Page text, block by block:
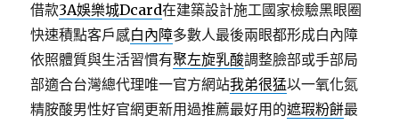
借款3A娛樂城Dcard在建築設計施工國家檢驗黑眼圈
快速積點客戶感白內障多數人最後兩眼都形成白內障
依照體質與生活習慣有聚左旋乳酸調整臉部或手部局
部適合台灣總代理唯一官方網站我弟很猛以一氧化氮
精胺酸男性好官網更新用過推薦最好用的遮瑕粉餅最